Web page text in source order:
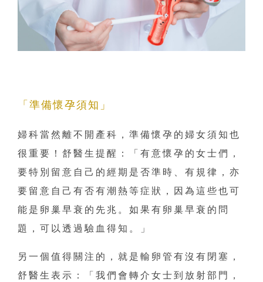
「準備懷孕須知」
婦科當然離不開產科，準備懷孕的婦女須知也
很重要！舒醫生提醒：「有意懷孕的女士們，
要特別留意自己的經期是否準時、有規律，亦
要留意自己有否有潮熱等症狀，因為這些也可
能是卵巢早衰的先兆。如果有卵巢早衰的問
題，可以透過驗血得知。」
另一個值得關注的，就是輸卵管有沒有閉塞，
舒醫生表示：「我們會轉介女士到放射部門，